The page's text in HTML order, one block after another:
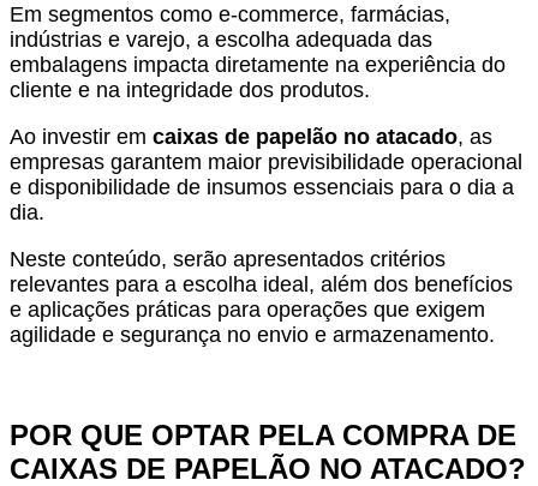
Em segmentos como e-commerce, farmácias,
indústrias e varejo, a escolha adequada das
embalagens impacta diretamente na experiência do
cliente e na integridade dos produtos.
Ao investir em caixas de papelão no atacado, as
empresas garantem maior previsibilidade operacional
e disponibilidade de insumos essenciais para o dia a
dia.
Neste conteúdo, serão apresentados critérios
relevantes para a escolha ideal, além dos benefícios
e aplicações práticas para operações que exigem
agilidade e segurança no envio e armazenamento.
POR QUE OPTAR PELA COMPRA DE
CAIXAS DE PAPELÃO NO ATACADO?